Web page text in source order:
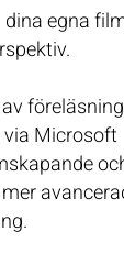
egna
Microsoft